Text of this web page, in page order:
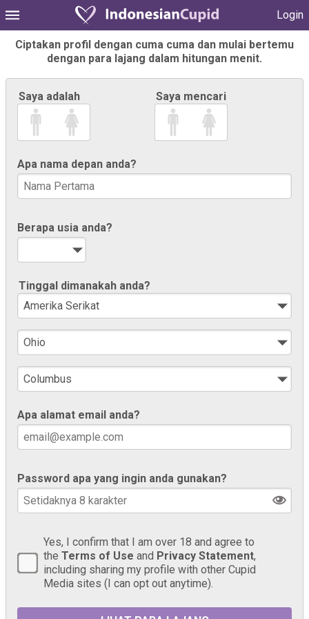
Login
Ciptakan profil dengan cuma cuma dan mulai bertemu
dengan para lajang dalam hitungan menit.
Saya adalah Saya mencari
Apa nama depan anda?
Berapa usia anda?
Tinggal dimanakah anda?
Apa alamat email anda?
Password apa yang ingin anda gunakan?
Yes, I confirm that I am over 18 and agree to
the Terms of Use and Privacy Statement,
including sharing my profile with other Cupid
Media sites (I can opt out anytime).